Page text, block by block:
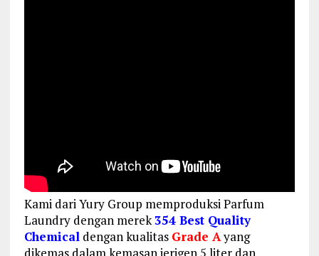
Kami dari Yury Group memproduksi Parfum
Laundry dengan merek354 Best Quality
Chemicaldengan kualitas Grade Ayang
dikemas dalam kemasan jerigen 5 liter dan